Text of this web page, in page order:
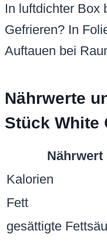
gesättigte
Kohlenhydrate
davon Zucker
Salz
ohne Reue.
Häufige